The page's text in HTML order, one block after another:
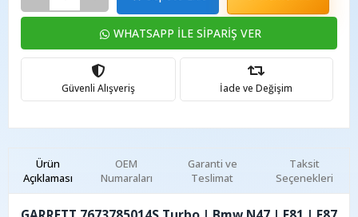
WHATSAPP İLE SİPARİŞ VER
Güvenli Alışveriş İade ve Değişim
Ürün
Açıklaması
Garanti ve
Teslimat
Taksit
Seçenekleri
OEM
Numaraları